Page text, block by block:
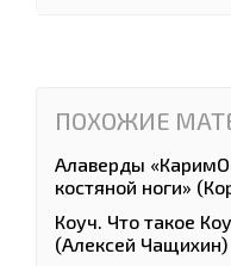
ПОХОЖИЕ
Алаверды
костяной ноги»
Коуч. Что такое
(Алексей Чащихин)